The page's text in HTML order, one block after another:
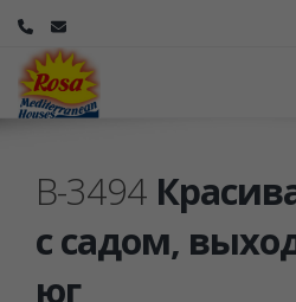
B-3494
с садом,
юг